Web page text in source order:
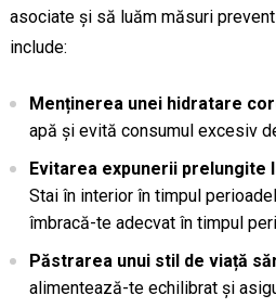
asociate și să luăm măsuri
include:
Menținerea unei hidratare
apă și evită consumul excesiv
Evitarea expunerii prelungite
Stai în interior în timpul
îmbracă-te adecvat în timpul
Păstrarea unui stil de viață
alimentează-te echilibrat și